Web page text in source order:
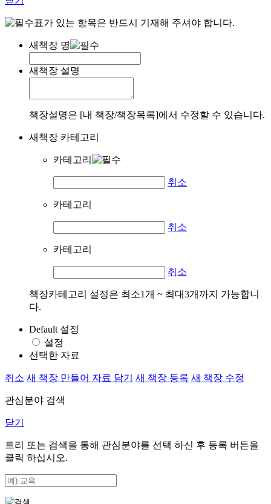
표가 있는 항목은 반드시 기재해 주셔야 합니다.
새책장 명
새책장 설명
책장설명은 [내 책장/책장목록]에서 수정할 수 있습니다.
새책장 카테고리
카테고리
취소
카테고리
취소
카테고리
취소
책장카테고리 설정은 최소1개 ~ 최대3개까지 가능합니
다.
Default 설정
설정
선택한 자료
취소 새 책장 만들어 자료 담기 새 책장 등록 새 책장 수정
관심분야 검색
닫기
트리 또는 검색을 통해 관심분야를 선택 하신 후 등록 버튼을
클릭 하십시오.